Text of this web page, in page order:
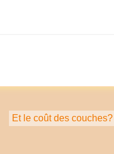
Et le coût des